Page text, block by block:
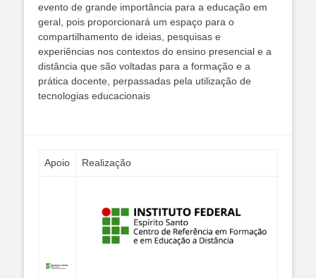
evento de grande importância para a educação em
geral, pois proporcionará um espaço para o
compartilhamento de ideias, pesquisas e
experiências nos contextos do ensino presencial e a
distância que são voltadas para a formação e a
prática docente, perpassadas pela utilização de
tecnologias educacionais
Apoio Realização